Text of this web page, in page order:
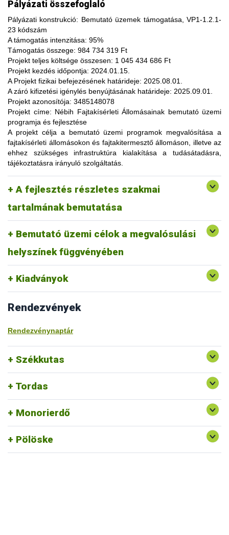
Pályázati összefoglaló
Pályázati konstrukció: Bemutató üzemek támogatása, VP1-1.2.1-
23 kódszám
A támogatás intenzitása: 95%
Támogatás összege: 984 734 319 Ft
Projekt teljes költsége összesen: 1 045 434 686 Ft
Projekt kezdés időpontja: 2024.01.15.
A Projekt fizikai befejezésének határideje: 2025.08.01.
A záró kifizetési igénylés benyújtásának határideje: 2025.09.01.
Projekt azonosítója: 3485148078
Projekt címe: Nébih Fajtakísérleti Állomásainak bemutató üzemi
programja és fejlesztése
A projekt céljaa bemutató üzemi programok megvalósítása a
fajtakísérleti állomásokon és fajtakitermesztő állomáson, illetve az
ehhez szükséges infrastruktúra kialakítása a tudásátadásra,
tájékoztatásra irányuló szolgáltatás.
A fejlesztés részletes szakmai
tartalmának bemutatása
modernizálásával, olyan növényfajta kísérleteket lehet
végezni, melyekkel limitálhatóak a mezőgazdasági termesztés
bizonytalanságából adódó negatív hatások, növelhető a
termésbiztonság, valamint a növényi kórokozókkal, kártevőkkel
szembeni ellenálló képesség. A fajtakísérlet során megszerzett
tapasztalatok átadása az agrárgazdaság szereplői részére egy
olyan, a hagyományostól eltérő jellegű tudás megszerzési
lehetőség, amelynek során a résztvevők elsősorban
gyakorlatorientált ismeretanyaggal, tapasztalatokkal
gazdagodhatnak, a fajtahasználaton túl, az aktuális termelési
eljárások és gazdaságszervezési minták alkalmazása
tekintetében. A gazdálkodók olyan innovatív ismereteket,
növénykultúrákat (fajtákat), környezetvédelmi megoldásokat
ismerhetnek meg, amelyek alkalmazása révén
optimalizálhatják a termelést, csökkenthetik a szennyezőanyag
kibocsátást, valamint eredményesen alkalmazkodhatnak a
állomáson (Tordas, Pölöske, Székkutas, Monorierdő)
valósulna meg bemutató üzemi program.
Bemutató üzemi célok a megvalósulási
helyszínek függvényében
Tordas
kertészeti (zöldség, gyümölcs) fajok, szántóföldi
és üvegházi termesztési körülmények, ökológiai
gazdálkodásra alkalmas fajták vizsgálata
Pölöske
kertészeti (gyümölcs) fajok
Székkutas
szántóföldi fajok vizsgálata
Monorierdő erdészeti fajok vizsgálata, fajtakitermesztés
Kiadványok
Rendezvények
Rendezvénynaptár
Székkutas
Tordas
Monorierdő
Pölöske